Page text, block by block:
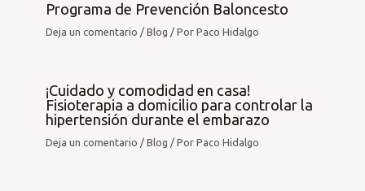
Programa de Prevención Baloncesto
Deja un comentario /Blog / PorPaco Hidalgo
¡Cuidado y comodidad en casa!
Fisioterapia a domicilio para controlar la
hipertensión durante el embarazo
Deja un comentario /Blog / PorPaco Hidalgo